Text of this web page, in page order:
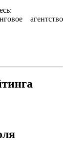
агентство